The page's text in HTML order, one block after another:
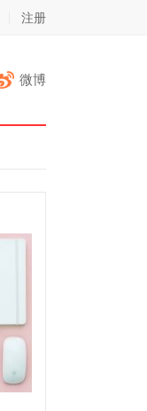
注册
微博